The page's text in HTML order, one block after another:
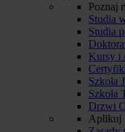
Poznaj
Studia
Studia
Kursy i
Szkoła
Szkoła
Drzwi
Aplikuj